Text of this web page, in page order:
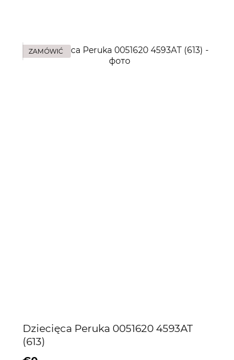
ZAMÓWIĆ
Dziecięca Peruka 0051620 4593AT
(613)